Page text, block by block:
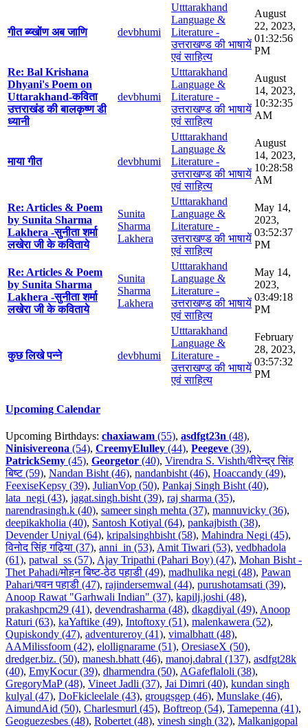
गीत ब्य्खोंण अब जाणि devbhumi
Utttarakhand
Language &
Literature -
उत्तराखण्ड की भाषायें
एवं साहित्य
August
22, 2023,
01:32:56
PM
Re: Bal Krishana
Dhyani's Poem on
Uttarakhand-कविता
उत्तराखंड की बालकृष्ण डी
ध्यानी
devbhumi
Utttarakhand
Language &
Literature -
उत्तराखण्ड की भाषायें
एवं साहित्य
August
14, 2023,
10:32:35
AM
माया गीत devbhumi
Utttarakhand
Language &
Literature -
उत्तराखण्ड की भाषायें
एवं साहित्य
August
14, 2023,
10:28:58
AM
Re: Articles & Poem
by Sunita Sharma
Lakhera -सुनीता शर्मा
लखेरा जी के कविताये
Sunita
Sharma
Lakhera
Utttarakhand
Language &
Literature -
उत्तराखण्ड की भाषायें
एवं साहित्य
May 14,
2023,
03:52:37
PM
Re: Articles & Poem
by Sunita Sharma
Lakhera -सुनीता शर्मा
लखेरा जी के कविताये
Sunita
Sharma
Lakhera
Utttarakhand
Language &
Literature -
उत्तराखण्ड की भाषायें
एवं साहित्य
May 14,
2023,
03:49:18
PM
कुछ लिखे पन्ने devbhumi
Utttarakhand
Language &
Literature -
उत्तराखण्ड की भाषायें
एवं साहित्य
February
28, 2023,
03:57:32
PM
Upcoming Calendar
Upcoming Birthdays: chaxiawam (55), asdfgt23n (48),
Ninisivereona (54), CreemyElulley (44), Peegeve (39),
PatrickSemy (45), Georgetor (40), Virendra S. Vishth/वीरेन्द्र सिंह
बिष्ट (59), Nandan Bisht (46), nandanbisht (46), Hoaccandy (49),
FeexiseKepsy (39), JulianVop (50), Pankaj Singh Bisht (40),
lata_negi (43), jagat.singh.bisht (39), raj sharma (35),
narendrasingh.k (40), sameer singh mehta (37), mannuvicky (36),
deepikakholia (40), Santosh Kotiyal (64), pankajbisth (38),
Devender Uniyal (64), kripalsinghbisht (58), Mahindra Negi (45),
विनोद सिंह गढ़िया (37), anni_in (53), Amit Tiwari (53), vedbhadola
(61), patwal_ss (57), Ajay Tripathi (Pahari Boy) (47), Mohan Bisht -
Thet Pahadi/मोहन बिष्ट-ठेठ पहाडी (49), madhulika negi (48), Pawan
Pahari/पवन पहाडी (47), rajindersemwal (44), purushotamsati (39),
Anoop Rawat "Garhwali Indian" (37), kapilj.joshi (48),
prakashpcm29 (41), devendrasharma (48), dkagdiyal (49), Anoop
Raturi (63), kaYaftike (49), Intoftoxy (51), malenkawera (52),
Qupiskondy (47), adventureroy (41), vimalbhatt (48),
AAMilissfoom (42), elollignarame (51), OresiaseX (50),
dredger.biz. (50), manesh.bhatt (46), manoj.dabral (137), asdfgt28k
(40), EmyKocur (39), dharmendra (50), AGafeflaloli (38),
GregoryMaP (48), Vineet Jadli (37), Jai Dimri (40), kundan singh
kulyal (47), DoFkicleelale (43), grougsgep (46), Munslake (46),
AimundAid (50), Charlesmurl (45), Boftreop (54), Tamepenna (41),
Geoguezesbes (48), Robertet (48), vinesh singh (32), Malkanigopal